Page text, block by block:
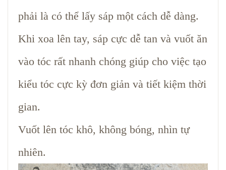
phải là có thể lấy sáp một cách dễ dàng.
Khi xoa lên tay, sáp cực dễ tan và vuốt ăn
vào tóc rất nhanh chóng giúp cho việc tạo
kiểu tóc cực kỳ đơn giản và tiết kiệm thời
gian.
Vuốt lên tóc khô, không bóng, nhìn tự
nhiên.